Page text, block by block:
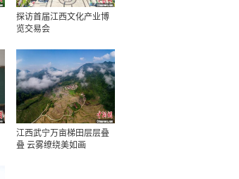
探访首届江西文化产业博
览交易会
江西武宁万亩梯田层层叠
叠 云雾缭绕美如画